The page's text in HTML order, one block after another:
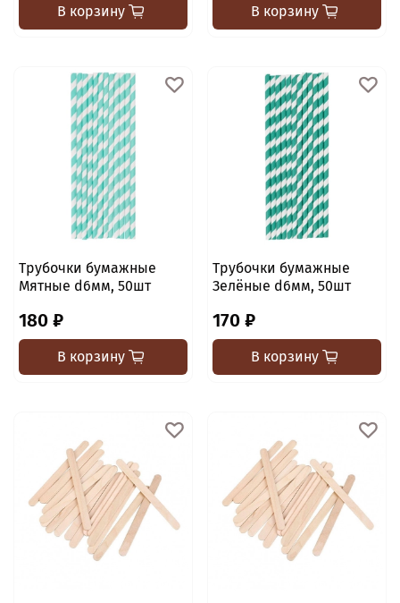
В корзину В корзину
Трубочки бумажные
Мятные d6мм, 50шт
180 ₽
В корзину
Трубочки бумажные
Зелёные d6мм, 50шт
170 ₽
В корзину